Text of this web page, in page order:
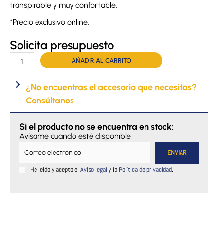
transpirable y muy confortable.
*Precio exclusivo online.
Solicita presupuesto
Patucos
Saniluxe
cantidad
AÑADIR AL CARRITO
¿No encuentras el accesorio que necesitas?
Consúltanos
Si el producto no se encuentra en stock:
Avísame cuando esté disponible
He leido y acepto el Aviso legal y la Política de privacidad.